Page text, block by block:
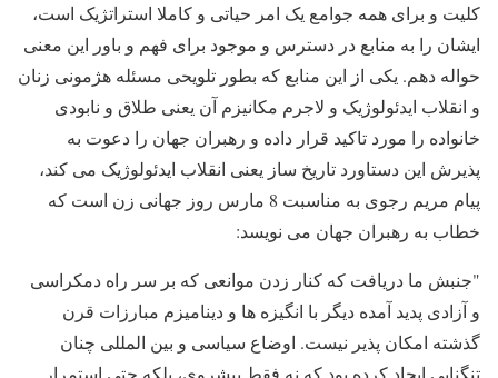
کلیت و برای همه جوامع یک امر حیاتی و کاملا استراتژیک است،
ایشان را به منابع در دسترس و موجود برای فهم و باور این معنی
حواله دهم. یکی از این منابع که بطور تلویحی مسئله هژمونی زنان
و انقلاب ایدئولوژیک و لاجرم مکانیزم آن یعنی طلاق و نابودی
خانواده را مورد تاکید قرار داده و رهبران جهان را دعوت به
پذیرش این دستاورد تاریخ ساز یعنی انقلاب ایدئولوژیک می کند،
پیام مریم رجوی به مناسبت 8 مارس روز جهانی زن است که
خطاب به رهبران جهان می نویسد:
"جنبش ما دریافت که کنار زدن موانعی که بر سر راه دمکراسی
و آزادی پدید آمده دیگر با انگیزه ها و دینامیزم مبارزات قرن
گذشته امکان پذیر نیست. اوضاع سیاسی و بین المللی چنان